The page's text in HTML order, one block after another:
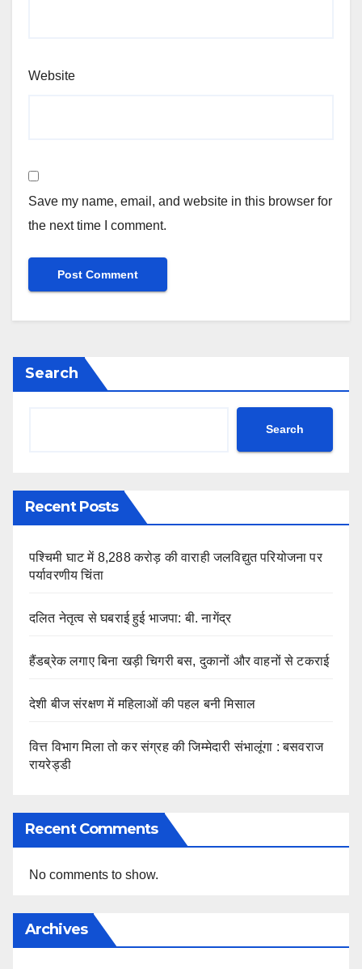
Website
Save my name, email, and website in this browser for
the next time I comment.
Search
Search
Recent Posts
पश्चिमी घाट में 8,288 करोड़ की वाराही जलविद्युत परियोजना पर
पर्यावरणीय चिंता
दलित नेतृत्व से घबराई हुई भाजपा: बी. नागेंद्र
हैंडब्रेक लगाए बिना खड़ी चिगरी बस, दुकानों और वाहनों से टकराई
देशी बीज संरक्षण में महिलाओं की पहल बनी मिसाल
वित्त विभाग मिला तो कर संग्रह की जिम्मेदारी संभालूंगा : बसवराज
रायरेड्डी
Recent Comments
No comments to show.
Archives